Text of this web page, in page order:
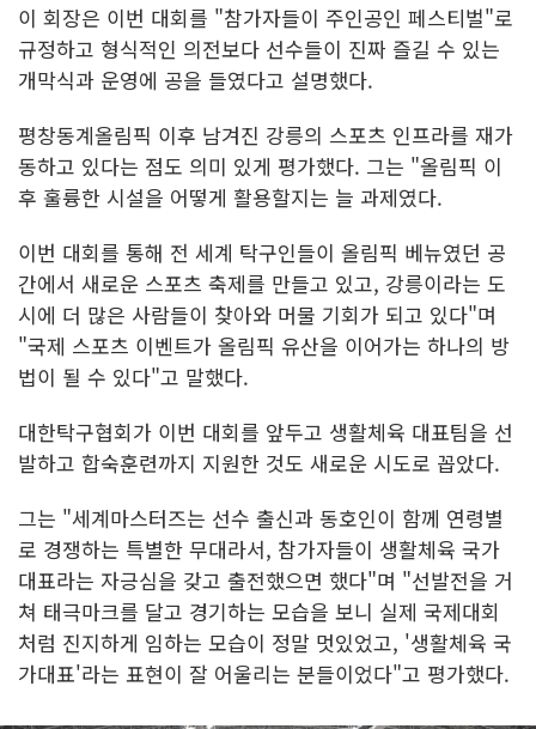
이 회장은 이번 대회를 "참가자들이 주인공인 페스티벌"로
규정하고 형식적인 의전보다 선수들이 진짜 즐길 수 있는
개막식과 운영에 공을 들였다고 설명했다.
평창동계올림픽 이후 남겨진 강릉의 스포츠 인프라를 재가
동하고 있다는 점도 의미 있게 평가했다. 그는 "올림픽 이
후 훌륭한 시설을 어떻게 활용할지는 늘 과제였다.
이번 대회를 통해 전 세계 탁구인들이 올림픽 베뉴였던 공
간에서 새로운 스포츠 축제를 만들고 있고, 강릉이라는 도
시에 더 많은 사람들이 찾아와 머물 기회가 되고 있다"며
"국제 스포츠 이벤트가 올림픽 유산을 이어가는 하나의 방
법이 될 수 있다"고 말했다.
대한탁구협회가 이번 대회를 앞두고 생활체육 대표팀을 선
발하고 합숙훈련까지 지원한 것도 새로운 시도로 꼽았다.
그는 "세계마스터즈는 선수 출신과 동호인이 함께 연령별
로 경쟁하는 특별한 무대라서, 참가자들이 생활체육 국가
대표라는 자긍심을 갖고 출전했으면 했다"며 "선발전을 거
쳐 태극마크를 달고 경기하는 모습을 보니 실제 국제대회
처럼 진지하게 임하는 모습이 정말 멋있었고, '생활체육 국
가대표'라는 표현이 잘 어울리는 분들이었다"고 평가했다.